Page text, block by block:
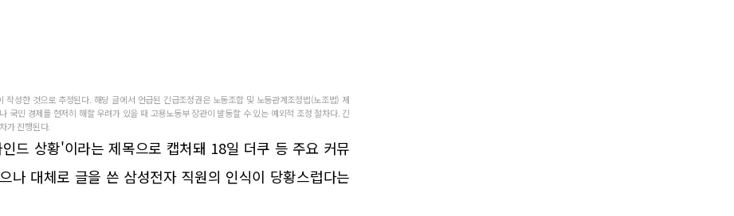
성한 것으로 추정된다. 해당 글에서 언급된 긴급조정권은 노동조합 및 노동관계조정법(노조법) 제
국민 경제를 현저히 해할 우려가 있을 때 고용노동부 장관이 발동할 수 있는 예외적 조정 절차다. 긴
가 진행된다.
드 상황'이라는 제목으로 캡처돼 18일 더쿠 등 주요 커뮤
나 대체로 글을 쓴 삼성전자 직원의 인식이 당황스럽다는